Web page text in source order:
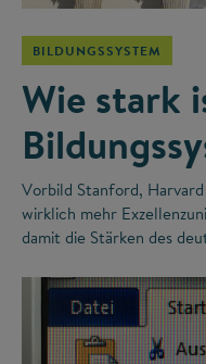
BILDUNGSSYSTEM
Wie stark
Vorbild Stanford,
wirklich mehr
damit die Stärken des